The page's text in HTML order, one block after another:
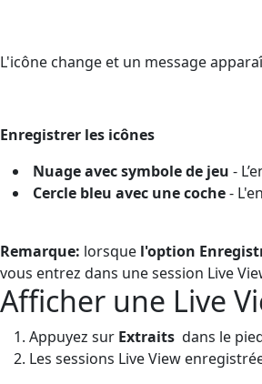
L'icône change et un message
Enregistrer les icônes
Nuage avec symbole de jeu -
Cercle bleu avec une coche-
Remarque: lorsque l'option
vous entrez dans une session Live
Afficher une Live
Appuyez sur Extraits dans le
Les sessions Live View